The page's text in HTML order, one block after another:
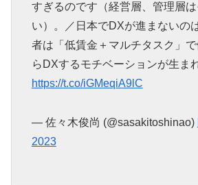
すぎるのです（経営層、管理層
い）。／日本でDXが進まないの
者は「低賃金＋マルチタスク」
らDXするモチベーションが生ま
https://t.co/iGMeqiA9lC
— 佐々木俊尚 (@sasakitoshinao)
2023